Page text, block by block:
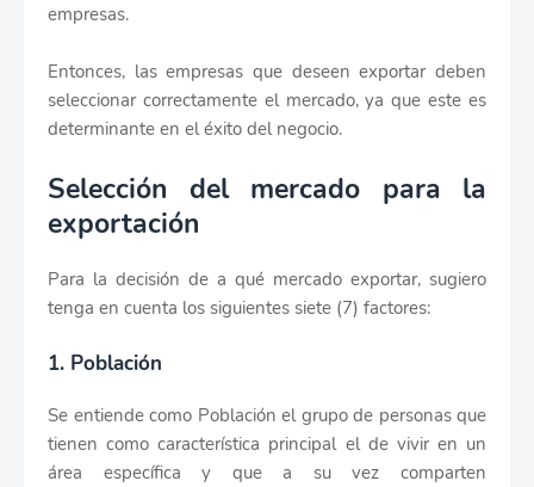
empresas.
Entonces, las empresas que deseen exportar deben
seleccionar correctamente el mercado, ya que este es
determinante en el éxito del negocio.
Selección del mercado para la
exportación
Para la decisión de a qué mercado exportar, sugiero
tenga en cuenta los siguientes siete (7) factores:
1. Población
Se entiende como Población el grupo de personas que
tienen como característica principal el de vivir en un
área específica y que a su vez comparten